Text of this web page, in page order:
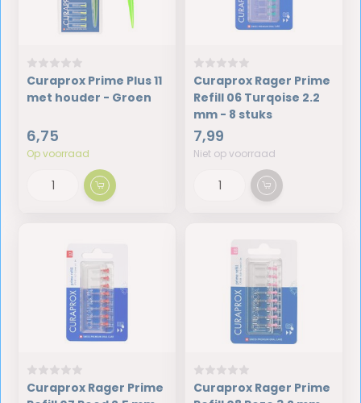
Curaprox Prime Plus 11
met houder - Groen
6,75
Op voorraad
Curaprox Rager Prime
Refill 06 Turqoise 2.2
mm - 8 stuks
7,99
Niet op voorraad
Curaprox Rager Prime
Curaprox Rager Prime